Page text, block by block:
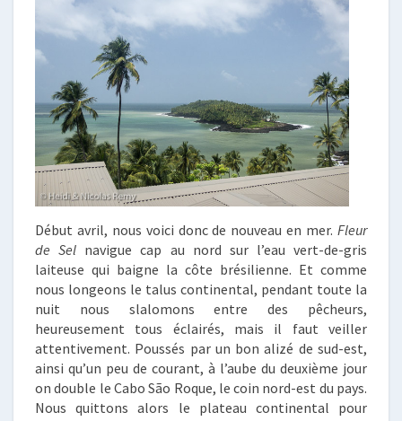
Début avril, nous voici donc de nouveau en mer. Fleur
de Sel navigue cap au nord sur l’eau vert-de-gris
laiteuse qui baigne la côte brésilienne. Et comme
nous longeons le talus continental, pendant toute la
nuit nous slalomons entre des pêcheurs,
heureusement tous éclairés, mais il faut veiller
attentivement. Poussés par un bon alizé de sud-est,
ainsi qu’un peu de courant, à l’aube du deuxième jour
on double le Cabo São Roque, le coin nord-est du pays.
Nous quittons alors le plateau continental pour